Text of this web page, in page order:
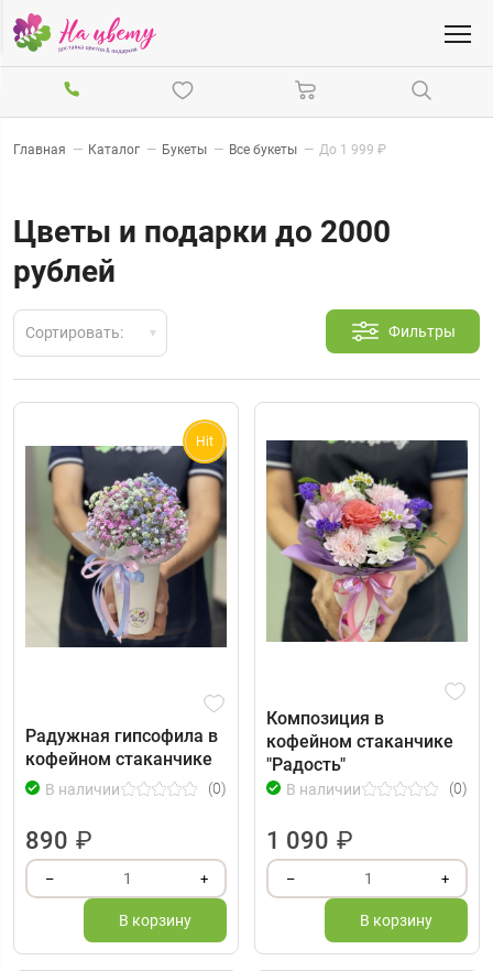
Главная — Каталог — Букеты — Все букеты — До 1 999 ₽
Цветы и подарки до 2000
рублей
Фильтры
Сортировать:
Hit
Радужная гипсофила в
кофейном стаканчике
В наличии (0)
890 ₽
– 1 +
В корзину
Композиция в
кофейном стаканчике
"Радость"
В наличии (0)
1 090 ₽
– 1 +
В корзину